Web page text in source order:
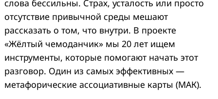
слова бессильны. Страх, усталость или просто
отсутствие привычной среды мешают
рассказать о том, что внутри. В проекте
«Жёлтый чемоданчик» мы 20 лет ищем
инструменты, которые помогают начать этот
разговор. Один из самых эффективных —
метафорические ассоциативные карты (МАК).